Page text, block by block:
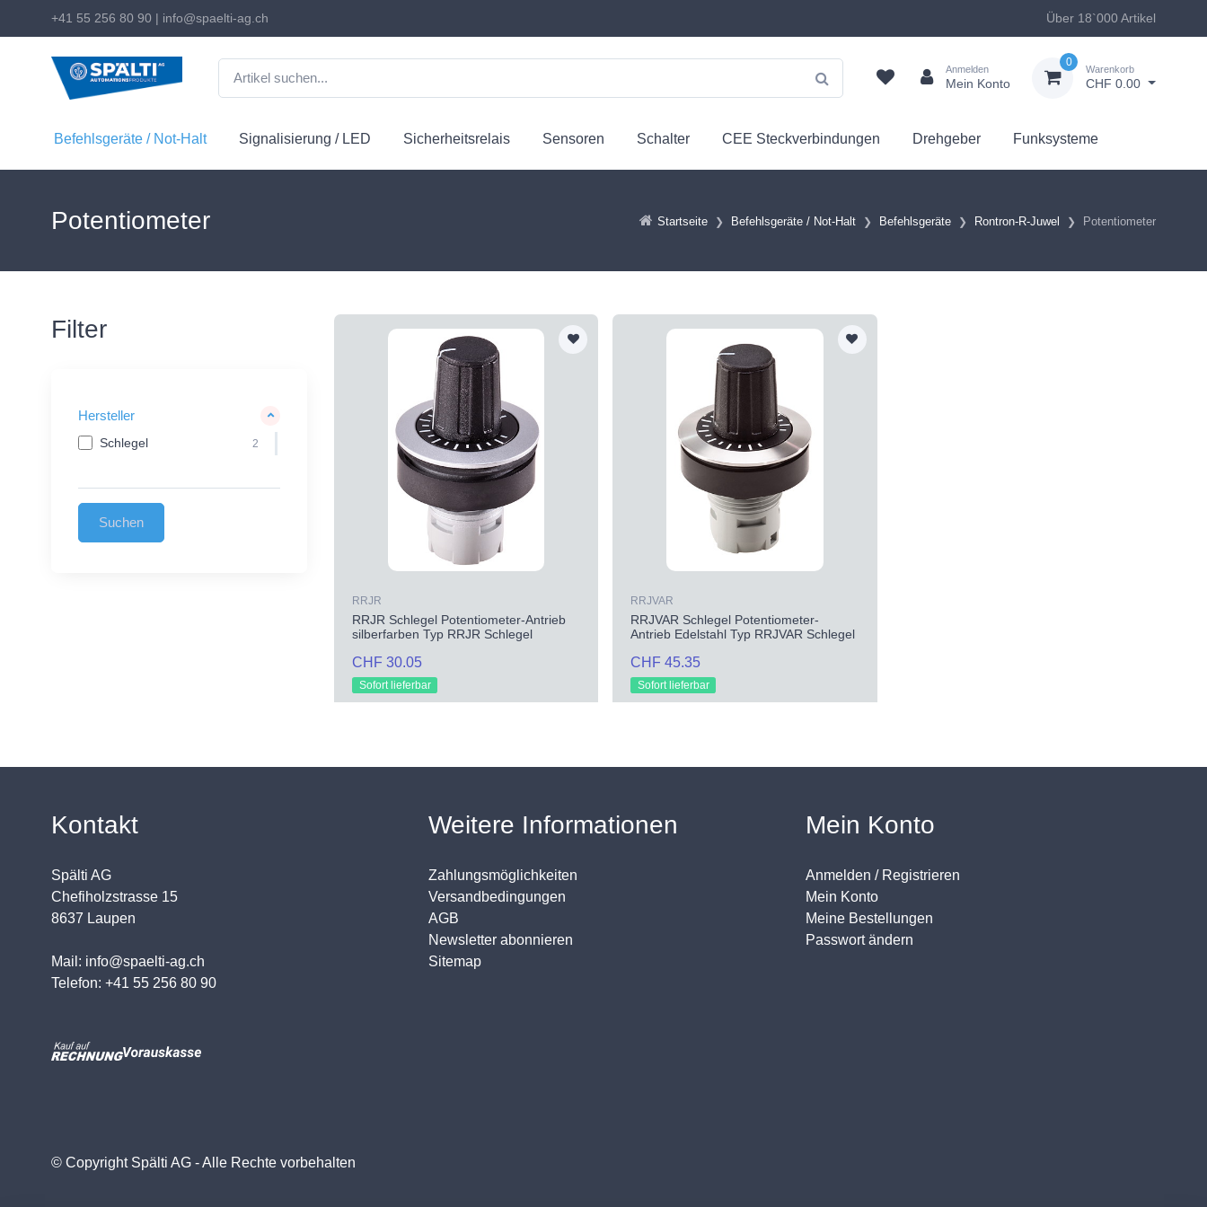
+41 55 256 80 90 | info@spaelti-ag.ch Über 18`000 Artikel
Anmelden
Mein Konto
0
Warenkorb
CHF 0.00
Befehlsgeräte / Not-Halt Signalisierung / LED Sicherheitsrelais Sensoren Schalter CEE Steckverbindungen Drehgeber Funksysteme
Startseite Befehlsgeräte / Not-Halt Befehlsgeräte Rontron-R-Juwel Potentiometer
Potentiometer
Filter
Hersteller
Schlegel 2
RRJR
RRJR Schlegel Potentiometer-Antrieb
silberfarben Typ RRJR Schlegel
CHF 30.05
Sofort lieferbar
RRJVAR
RRJVAR Schlegel Potentiometer-
Antrieb Edelstahl Typ RRJVAR Schlegel
CHF 45.35
Sofort lieferbar
Kontakt
Spälti AG
Chefiholzstrasse 15
8637 Laupen
Mail: info@spaelti-ag.ch
Telefon: +41 55 256 80 90
Weitere Informationen
Zahlungsmöglichkeiten
Versandbedingungen
AGB
Newsletter abonnieren
Sitemap
Mein Konto
Anmelden / Registrieren
Mein Konto
Meine Bestellungen
Passwort ändern
© Copyright Spälti AG - Alle Rechte vorbehalten